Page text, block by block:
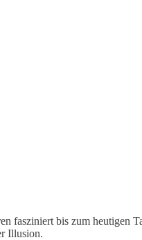
fasziniert bis zum heutigen
Illusion.